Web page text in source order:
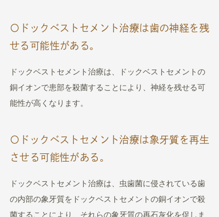
〇ドックベストセメント治療は歯の神経を残
せる可能性がある。
ドックベストセメント治療は、ドックベストセメントの
銅イオンで患部を殺菌することにより、神経を残せる可
能性が高くなります。
〇ドックベストセメント治療は象牙質を再生
させる可能性がある。
ドックベストセメント治療は、虫歯菌に侵されている歯
の内部の象牙質をドックベストセメントの銅イオンで殺
菌することにより、それらの象牙質の再石灰化を促しま